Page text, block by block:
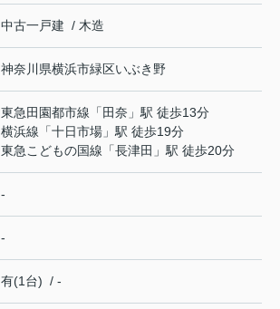
中古一戸建 / 木造
神奈川県横浜市緑区いぶき野
東急田園都市線 「 田奈 」駅 徒歩13分
横浜線 「十日市場 」駅 徒歩19分
東急こどもの国線 「長津田 」駅 徒歩20分
-
-
有(1台) / -